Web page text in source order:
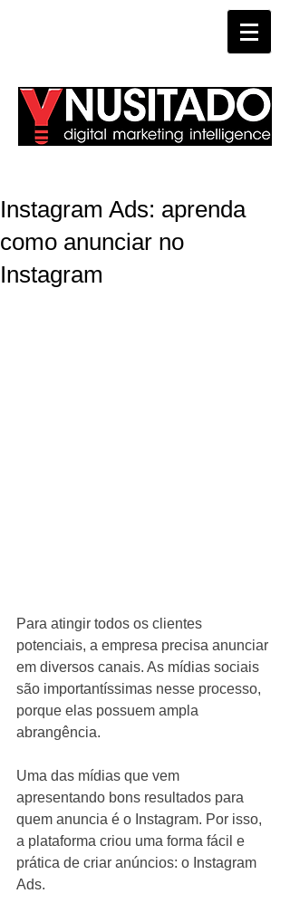
Instagram Ads: aprenda
como anunciar no
Instagram
Para atingir todos os clientes
potenciais, a empresa precisa anunciar
em diversos canais. As mídias sociais
são importantíssimas nesse processo,
porque elas possuem ampla
abrangência.
Uma das mídias que vem
apresentando bons resultados para
quem anuncia é o Instagram. Por isso,
a plataforma criou uma forma fácil e
prática de criar anúncios: o Instagram
Ads.